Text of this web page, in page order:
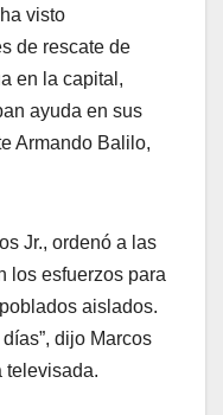
visto
de rescate de
en la capital,
ayuda en sus
Armando Balilo,
Jr., ordenó a las
los esfuerzos para
aislados.
dijo Marcos
televisada.